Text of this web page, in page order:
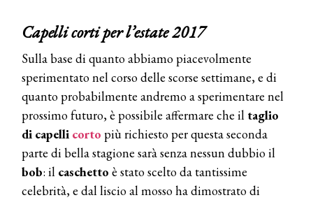
Capelli corti per l’estate 2017
Sulla base di quanto abbiamo piacevolmente
sperimentato nel corso delle scorse settimane, e di
quanto probabilmente andremo a sperimentare nel
prossimo futuro, è possibile affermare che il taglio
di capelli corto più richiesto per questa seconda
parte di bella stagione sarà senza nessun dubbio il
bob: il caschetto è stato scelto da tantissime
celebrità, e dal liscio al mosso ha dimostrato di